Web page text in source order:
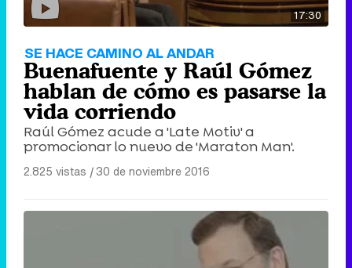
17:30
SE HACE CAMINO AL ANDAR
Buenafuente y Raúl Gómez
hablan de cómo es pasarse la
vida corriendo
Raúl Gómez acude a 'Late Motiv' a
promocionar lo nuevo de 'Maraton Man'.
2.825 vistas |30 de noviembre 2016